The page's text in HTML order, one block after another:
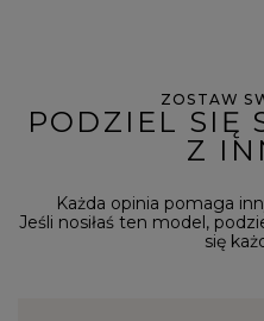
ZOSTAW
PODZIEL SIĘ
Z
Każda opinia pomaga
Jeśli nosiłaś ten model,
się